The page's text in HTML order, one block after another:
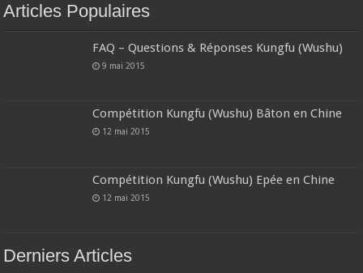
Articles Populaires
FAQ – Questions & Réponses Kungfu (Wushu)
9 mai 2015
Compétition Kungfu (Wushu) Bâton en Chine
12 mai 2015
Compétition Kungfu (Wushu) Epée en Chine
12 mai 2015
Derniers Articles